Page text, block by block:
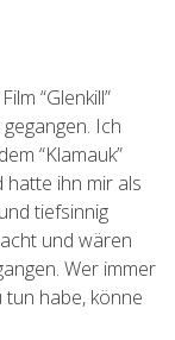
“Glenkill”
Ich
“Klamauk”
hatte ihn mir als
tiefsinnig
und wären
Wer immer
habe, könne